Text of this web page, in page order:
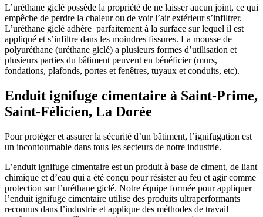
L’uréthane giclé possède la propriété de ne laisser aucun joint, ce qui
empêche de perdre la chaleur ou de voir l’air extérieur s’infiltrer.
L’uréthane giclé adhère parfaitement à la surface sur lequel il est
appliqué et s’infiltre dans les moindres fissures. La mousse de
polyuréthane (uréthane giclé) a plusieurs formes d’utilisation et
plusieurs parties du bâtiment peuvent en bénéficier (murs,
fondations, plafonds, portes et fenêtres, tuyaux et conduits, etc).
Enduit ignifuge cimentaire à Saint-Prime,
Saint-Félicien, La Dorée
Pour protéger et assurer la sécurité d’un bâtiment, l’ignifugation est
un incontournable dans tous les secteurs de notre industrie.
L’enduit ignifuge cimentaire est un produit à base de ciment, de liant
chimique et d’eau qui a été conçu pour résister au feu et agir comme
protection sur l’uréthane giclé. Notre équipe formée pour appliquer
l’enduit ignifuge cimentaire utilise des produits ultraperformants
reconnus dans l’industrie et applique des méthodes de travail